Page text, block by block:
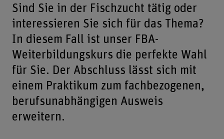
Sind Sie in der Fischzucht tätig oder
interessieren Sie sich für das Thema?
In diesem Fall ist unser FBA-
Weiterbildungskurs die perfekte Wahl
für Sie. Der Abschluss lässt sich mit
einem Praktikum zum fachbezogenen,
berufsunabhängigen Ausweis
erweitern.